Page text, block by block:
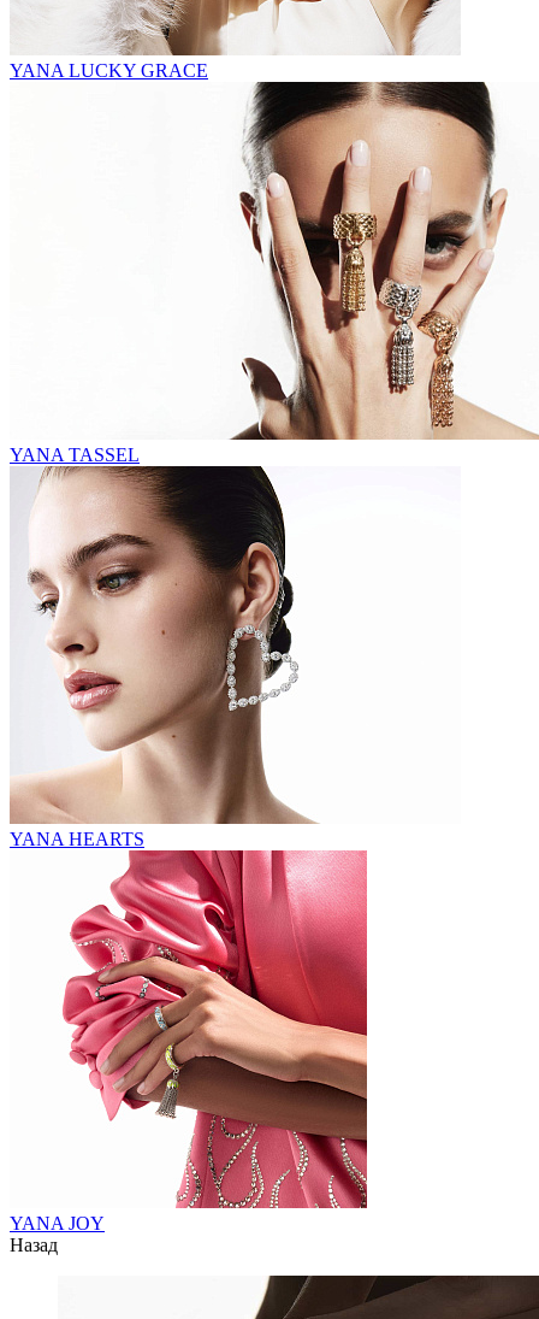
YANA LUCKY GRACE
YANA TASSEL
YANA HEARTS
YANA JOY
Назад